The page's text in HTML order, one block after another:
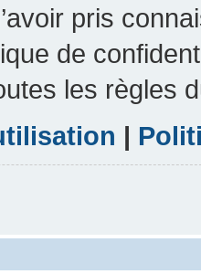
pris
de
les règles
|